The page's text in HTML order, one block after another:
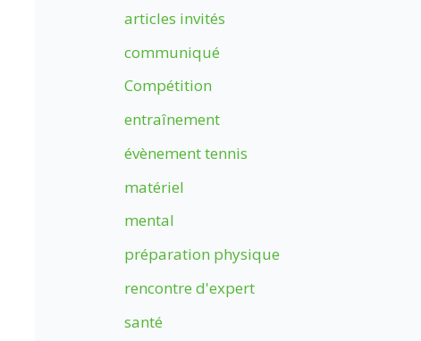
articles invités
communiqué
Compétition
entraînement
évènement tennis
matériel
mental
préparation physique
rencontre d'expert
santé